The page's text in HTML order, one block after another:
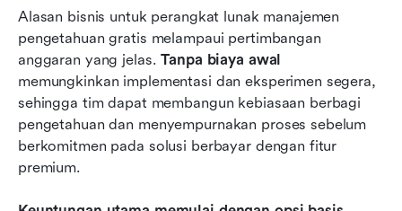
Alasan bisnis untuk perangkat lunak manajemen
pengetahuan gratis melampaui pertimbangan
anggaran yang jelas. Tanpa biaya awal
memungkinkan implementasi dan eksperimen segera,
sehingga tim dapat membangun kebiasaan berbagi
pengetahuan dan menyempurnakan proses sebelum
berkomitmen pada solusi berbayar dengan fitur
premium.